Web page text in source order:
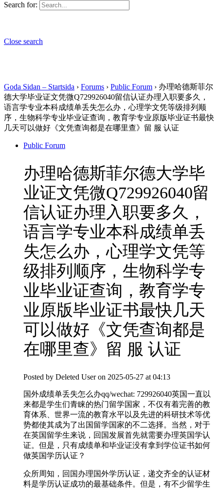
Search for:
Close search
Goda Sidan – Startsida › Forums › Public Forum › 办理哈德斯菲尔
德大学毕业证文凭微Q729926040留信认证办理入职要多久，
语言学专业本科成绩单丢失怎么办，心理学文凭等级排列顺
序，生物科学专业毕业证查询，教育学专业原版毕业证书最快
几天可以做好《文凭查询都是在哪里查》留 服 认证
Public Forum
办理哈德斯菲尔德大学毕
业证文凭微Q729926040留
信认证办理入职要多久，
语言学专业本科成绩单丢
失怎么办，心理学文凭等
级排列顺序，生物科学专
业毕业证查询，教育学专
业原版毕业证书最快几天
可以做好《文凭查询都是
在哪里查》留 服 认证
Posted by Deleted User on 2025-05-27 at 04:13
国外成绩单丢失怎么办qq/wechat: 729926040英国一直以
来都是学生们青睐的热门留学国家，不仅有着完善的教
育体系、世界一流的教育水平以及先进的科研技术等优
势都使其成为了出国留学国家的不二选择。当然，对于
在英国留学生来说，回国发展首先就需要办理英国学认
证。但是，只有成绩单和毕业证没有拿到学位证书如何
做英国学历认证？
众所周知，回国办理国外学历认证，递交齐全的认证材
料是学历认证成功的最基础条件。但是，有不少留学生